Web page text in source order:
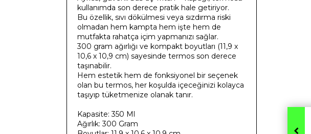
kullanımda son derece pratik hale getiriyor.
Bu özellik, sıvı dökülmesi veya sızdırma riski
olmadan hem kampta hem işte hem de
mutfakta rahatça içim yapmanızı sağlar.
300 gram ağırlığı ve kompakt boyutları (11,9 x
10,6 x 10,9 cm) sayesinde termos son derece
taşınabilir.
Hem estetik hem de fonksiyonel bir seçenek
olan bu termos, her koşulda içeceğinizi kolayca
taşıyıp tüketmenize olanak tanır.
Kapasite: 350 Ml
Ağırlık: 300 Gram